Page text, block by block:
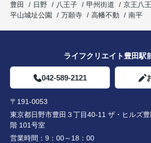
豊田
日野 八王子 甲州街道 京王八
平山城址公園
万願寺 高幡不動 南平
ライフクリエイト豊田駅
042-589-2121
〒191-0053
東京都日野市豊田３丁目40-11 ザ・ヒルズ
階 101号室
営業時間： 9：00～18：00